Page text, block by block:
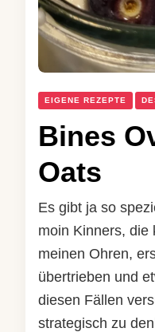
EIGENE REZEPTE
Bines
Oats
Es gibt ja so
moin Kinners, die
meinen Ohren,
übertrieben und
diesen Fällen
strategisch zu